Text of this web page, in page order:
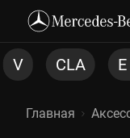
CABRIO
Главная